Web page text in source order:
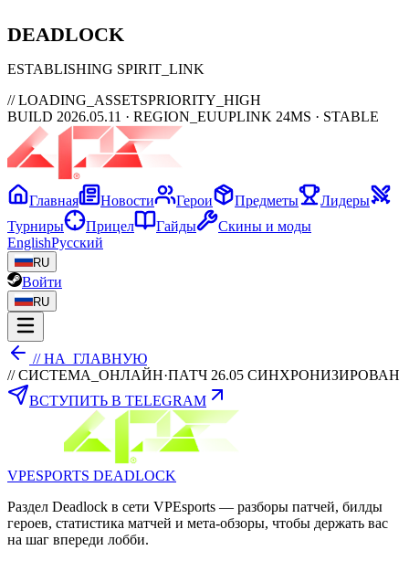
DEADLOCK
ESTABLISHING SPIRIT_LINK
// LOADING_ASSETSPRIORITY_HIGH
BUILD 2026.05.11 · REGION_EUUPLINK 24MS · STABLE
Главная Новости Герои Предметы
Лидеры
Турниры
Прицел Гайды
Скины и моды
EnglishРусский
RU
Войти
RU
// НА_ГЛАВНУЮ
// СИСТЕМА_ОНЛАЙН·ПАТЧ 26.05 СИНХРОНИЗИРОВАН
ВСТУПИТЬ В TELEGRAM
VPESPORTS DEADLOCK
Раздел Deadlock в сети VPEsports — разборы патчей, билды
героев, статистика матчей и мета-обзоры, чтобы держать вас
на шаг впереди лобби.